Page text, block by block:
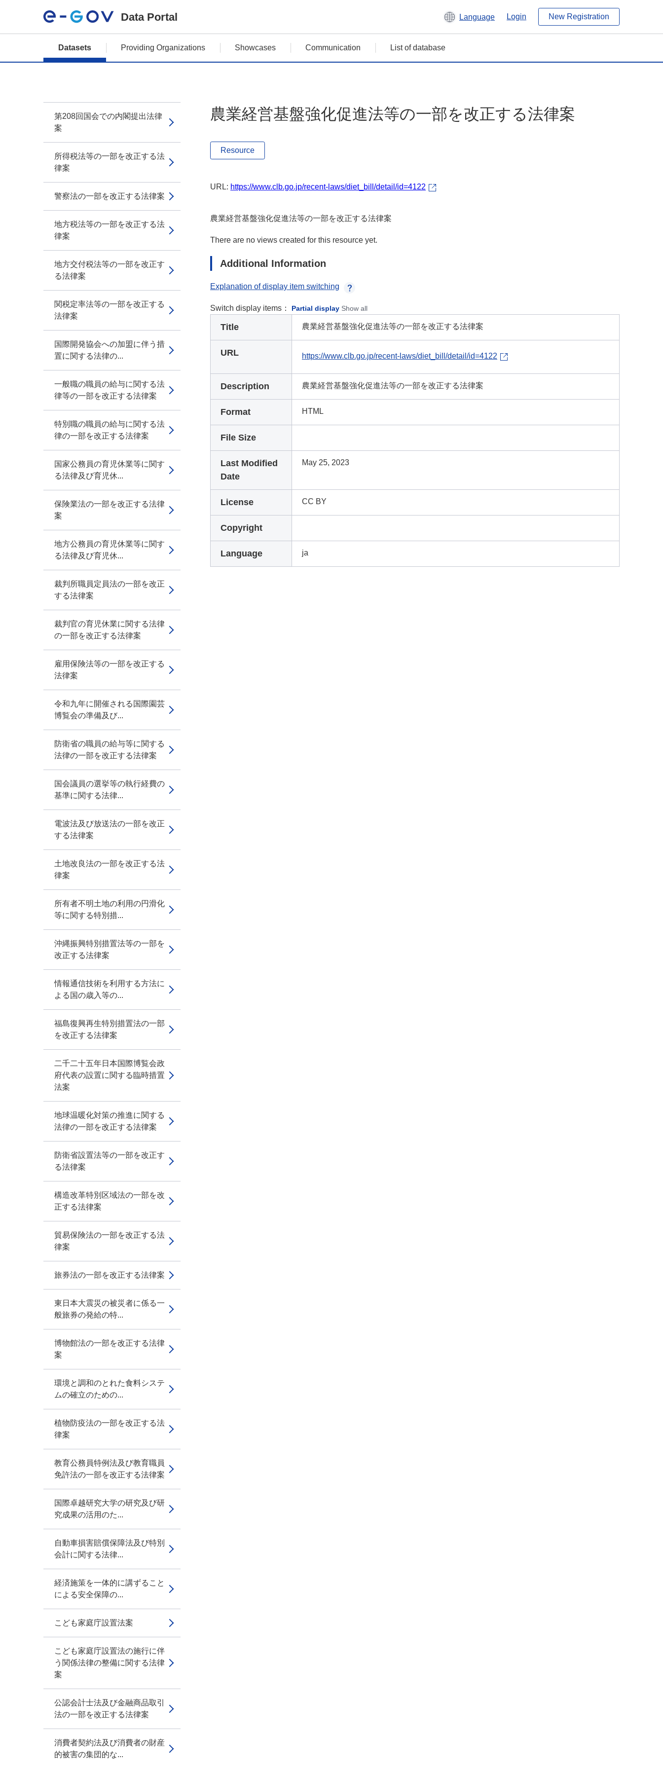
Data Portal Language Login New Registration
Datasets Providing Organizations Showcases Communication List of database
第208回国会での内閣提出法律
案
所得税法等の一部を改正する法
律案
警察法の一部を改正する法律案
地方税法等の一部を改正する法
律案
地方交付税法等の一部を改正す
る法律案
関税定率法等の一部を改正する
法律案
国際開発協会への加盟に伴う措
置に関する法律の...
一般職の職員の給与に関する法
律等の一部を改正する法律案
特別職の職員の給与に関する法
律の一部を改正する法律案
国家公務員の育児休業等に関す
る法律及び育児休...
保険業法の一部を改正する法律
案
地方公務員の育児休業等に関す
る法律及び育児休...
裁判所職員定員法の一部を改正
する法律案
裁判官の育児休業に関する法律
の一部を改正する法律案
雇用保険法等の一部を改正する
法律案
令和九年に開催される国際園芸
博覧会の準備及び...
防衛省の職員の給与等に関する
法律の一部を改正する法律案
国会議員の選挙等の執行経費の
基準に関する法律...
電波法及び放送法の一部を改正
する法律案
土地改良法の一部を改正する法
律案
所有者不明土地の利用の円滑化
等に関する特別措...
沖縄振興特別措置法等の一部を
改正する法律案
情報通信技術を利用する方法に
よる国の歳入等の...
福島復興再生特別措置法の一部
を改正する法律案
二千二十五年日本国際博覧会政
府代表の設置に関する臨時措置
法案
地球温暖化対策の推進に関する
法律の一部を改正する法律案
防衛省設置法等の一部を改正す
る法律案
構造改革特別区域法の一部を改
正する法律案
貿易保険法の一部を改正する法
律案
旅券法の一部を改正する法律案
東日本大震災の被災者に係る一
般旅券の発給の特...
博物館法の一部を改正する法律
案
環境と調和のとれた食料システ
ムの確立のための...
植物防疫法の一部を改正する法
律案
教育公務員特例法及び教育職員
免許法の一部を改正する法律案
国際卓越研究大学の研究及び研
究成果の活用のた...
自動車損害賠償保障法及び特別
会計に関する法律...
経済施策を一体的に講ずること
による安全保障の...
こども家庭庁設置法案
こども家庭庁設置法の施行に伴
う関係法律の整備に関する法律
案
公認会計士法及び金融商品取引
法の一部を改正する法律案
消費者契約法及び消費者の財産
的被害の集団的な...
農業経営基盤強化促進法等の一部を改正する法律案
Resource
URL: https://www.clb.go.jp/recent-laws/diet_bill/detail/id=4122
農業経営基盤強化促進法等の一部を改正する法律案
There are no views created for this resource yet.
Additional Information
Explanation of display item switching
Switch display items： Partial display Show all
Title 農業経営基盤強化促進法等の一部を改正する法律案
URL https://www.clb.go.jp/recent-laws/diet_bill/detail/id=4122
Description 農業経営基盤強化促進法等の一部を改正する法律案
Format HTML
File Size
Last Modified
Date
May 25, 2023
License CC BY
Copyright
Language ja